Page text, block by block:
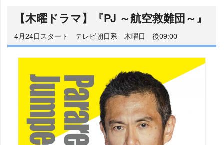
【木曜ドラマ】『PJ ～航空救難団～』
4月24日スタート テレビ朝日系 木曜日 後09:00